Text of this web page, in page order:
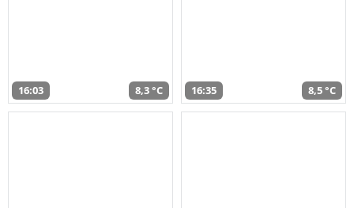
16:03 8,3 °C 16:35 8,5 °C